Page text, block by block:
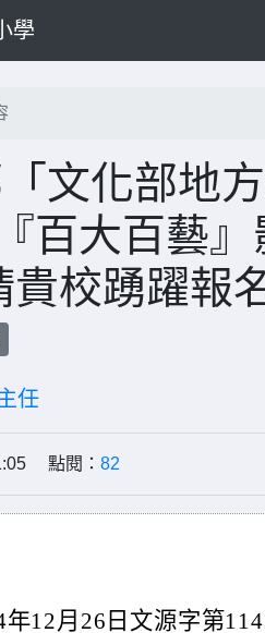
學
文化部地
百大百藝
校踴躍報
任
點閱： 82
12月26日文源字第